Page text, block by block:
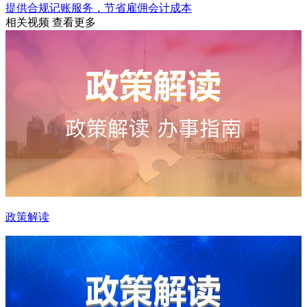
提供合规记账服务，节省雇佣会计成本
相关视频 查看更多
政策解读